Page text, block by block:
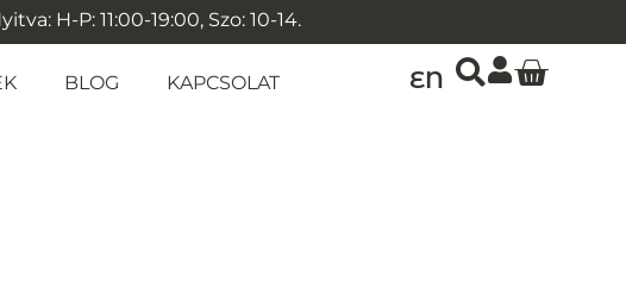
H-P: 11:00-19:00, Szo: 10-14.
BLOG KAPCSOLAT EN